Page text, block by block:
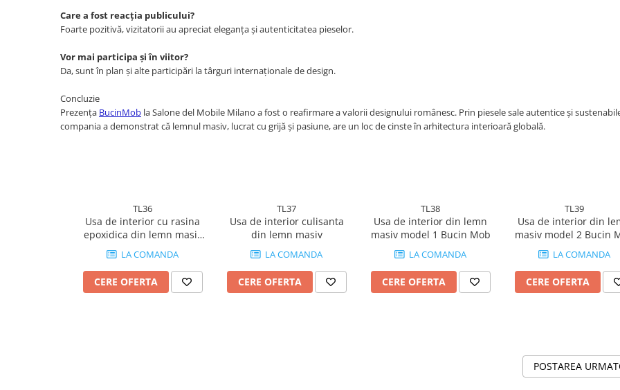
Care a fost reacția publicului?
Foarte pozitivă, vizitatorii au apreciat eleganța și autenticitatea pieselor.
Vor mai participa și în viitor?
Da, sunt în plan și alte participări la târguri internaționale de design.
Concluzie
Prezența BucinMob la Salone del Mobile Milano a fost o reafirmare a valorii designului românesc. Prin piesele sale autentice și
compania a demonstrat că lemnul masiv, lucrat cu grijă și pasiune, are un loc de cinste în arhitectura interioară globală.
TL36
Usa de interior cu rasina
epoxidica din lemn masiv
LA COMANDA
CERE OFERTA
TL37
Usa de interior culisanta
din lemn masiv
LA COMANDA
CERE OFERTA
TL38
Usa de interior din lemn
masiv model 1 Bucin Mob
LA COMANDA
CERE OFERTA
TL39
Usa de interior din
masiv model 2 Bucin
LA COMANDA
CERE OFERTA
POSTAREA